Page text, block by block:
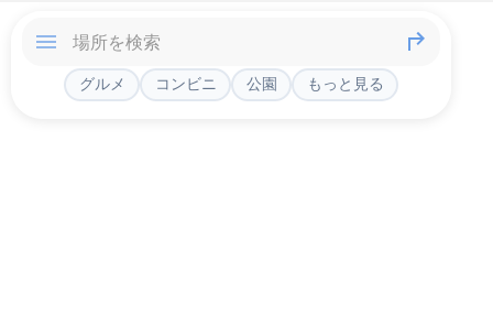
グルメ コンビニ 公園 もっと見る